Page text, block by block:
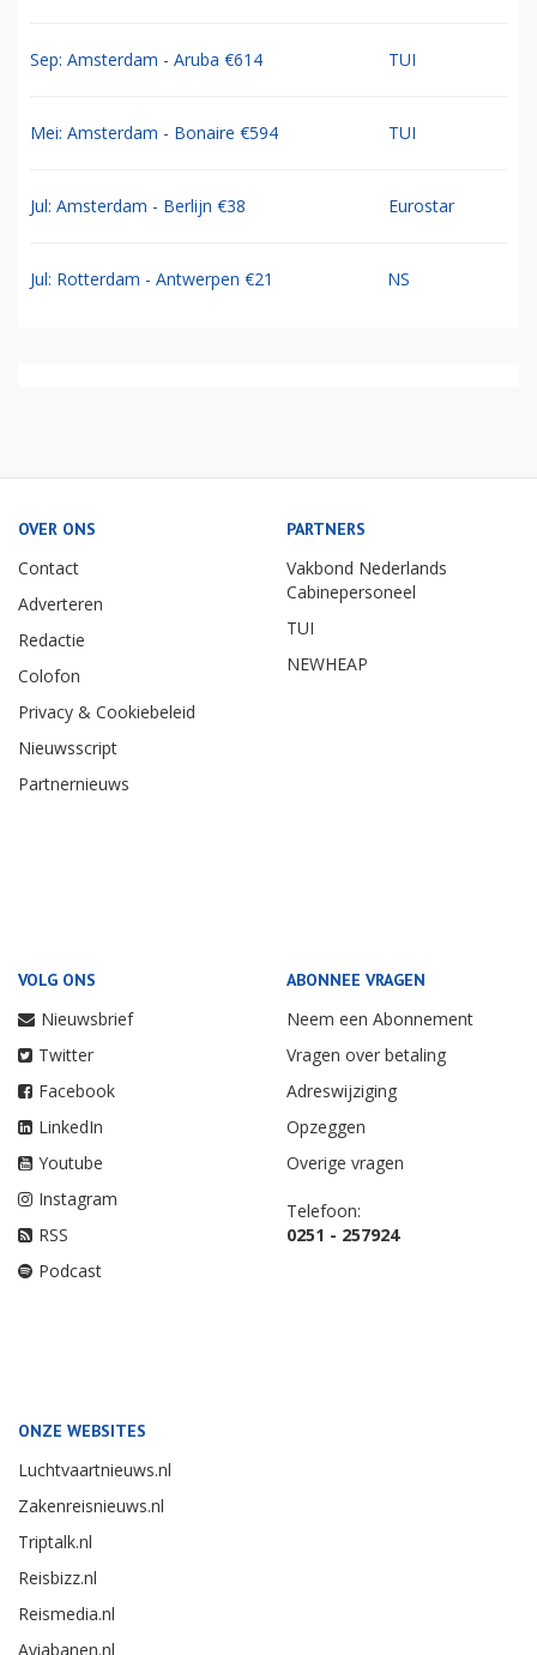
Sep: Amsterdam - Aruba €614 TUI
Mei: Amsterdam - Bonaire €594 TUI
Jul: Amsterdam - Berlijn €38 Eurostar
Jul: Rotterdam - Antwerpen €21 NS
OVER ONS
Contact
Adverteren
Redactie
Colofon
Privacy & Cookiebeleid
Nieuwsscript
Partnernieuws
PARTNERS
Vakbond Nederlands
Cabinepersoneel
TUI
NEWHEAP
VOLG ONS
Nieuwsbrief
Twitter
Facebook
LinkedIn
Youtube
Instagram
RSS
Podcast
ABONNEE VRAGEN
Neem een Abonnement
Vragen over betaling
Adreswijziging
Opzeggen
Overige vragen
Telefoon:
0251 - 257924
ONZE WEBSITES
Luchtvaartnieuws.nl
Zakenreisnieuws.nl
Triptalk.nl
Reisbizz.nl
Reismedia.nl
Aviabanen.nl